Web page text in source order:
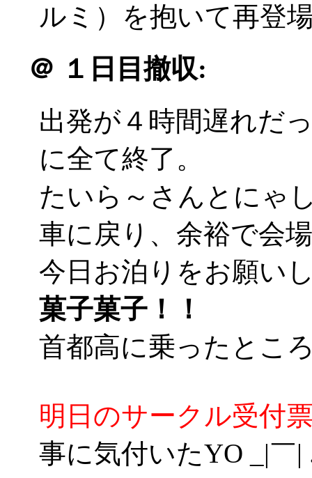
ルミ）を抱いて再登
＠ １日目撤収:
出発が４時間遅れだ
に全て終了。
たいら～さんとにゃ
車に戻り、余裕で会
今日お泊りをお願い
菓子菓子！！
首都高に乗ったとこ
明日のサークル受付
事に気付いたYO _|￣|